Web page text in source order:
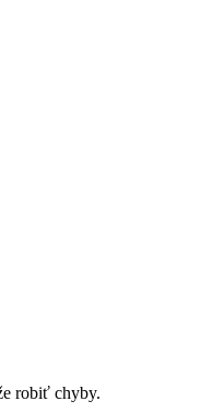
robiť chyby.